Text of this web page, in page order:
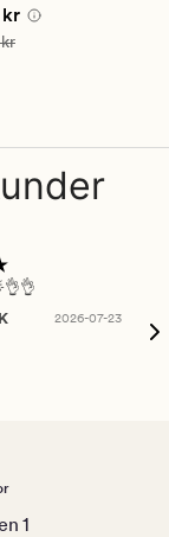
pris
kr
kr
i flere farger
2026-07-23
1